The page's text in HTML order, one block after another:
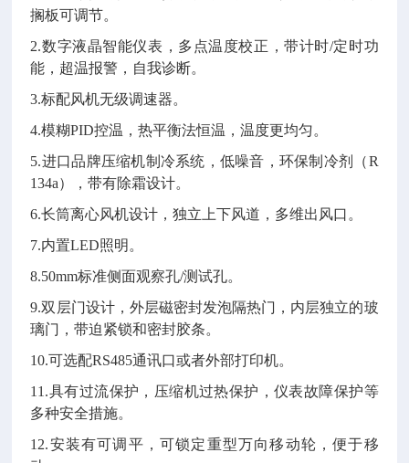
搁板可调节。
2.数字液晶智能仪表，多点温度校正，带计时/定时功
能，超温报警，自我诊断。
3.标配风机无级调速器。
4.模糊PID控温，热平衡法恒温，温度更均匀。
5.进口品牌压缩机制冷系统，低噪音，环保制冷剂（R
134a），带有除霜设计。
6.长筒离心风机设计，独立上下风道，多维出风口。
7.内置LED照明。
8.50mm标准侧面观察孔/测试孔。
9.双层门设计，外层磁密封发泡隔热门，内层独立的玻
璃门，带迫紧锁和密封胶条。
10.可选配RS485通讯口或者外部打印机。
11.具有过流保护，压缩机过热保护，仪表故障保护等
多种安全措施。
12.安装有可调平，可锁定重型万向移动轮，便于移